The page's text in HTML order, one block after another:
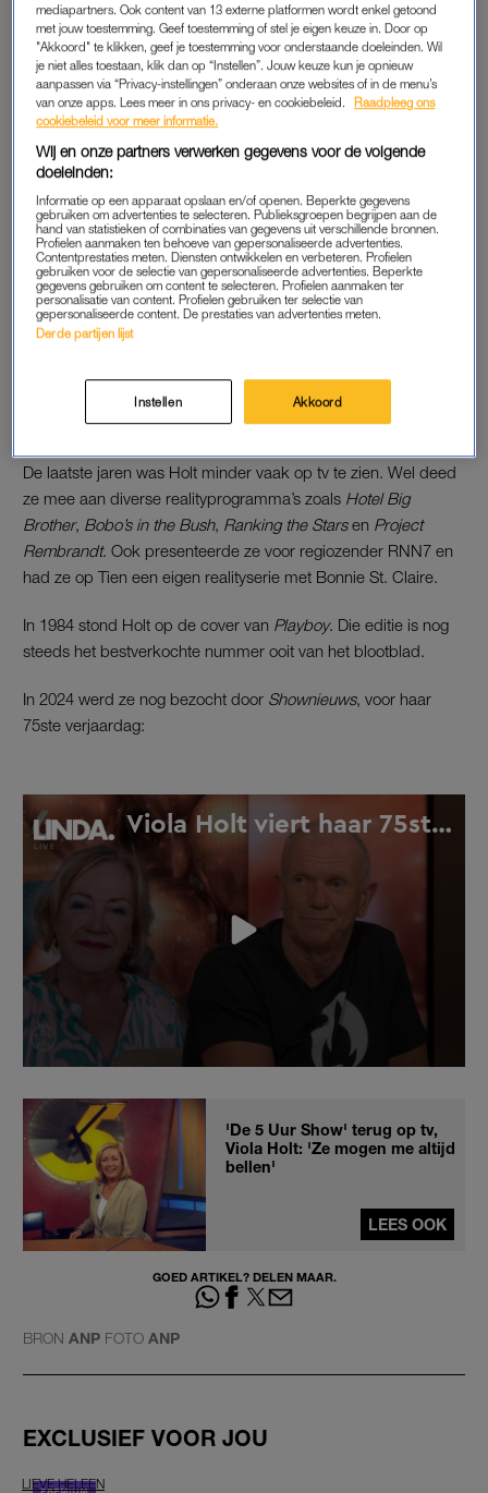
Eind jaren 80 leek Holts tv-carrière voorbij, maar met de
komst van RTL kreeg ze een nieuwe kans. Ze werd het gezicht
vanTV Romantica, een nachtelijke talkshow over liefde en
seks, en vormde samen met Dieuwertje Blok en Marc
Postelmans het eerste presentatieteam van de 5 Uur Show
Holt zou het middagprogramma tien jaar blijven presenteren.
In 1998 viel het doek, waarna Holt nog een seizoen van
Klasgenoten maakte.
Viola Holt deelde kort voor
overlijden nog
geluksmomenten: 'Wat een
fijne dag'
De laatste jaren was Holt minder vaak op tv te zien. Wel deed
ze mee aan diverse realityprogramma’s zoals Hotel Big
Brother, Bobo’s in the Bush, Ranking the Starsen Project
Rembrandt. Ook presenteerde ze voor regiozender RNN7 en
had ze op Tien een eigen realityserie met Bonnie St. Claire.
In 1984 stond Holt op de cover van Playboy. Die editie is nog
steeds het bestverkochte nummer ooit van het blootblad.
In 2024 werd ze nog bezocht door Shownieuws, voor haar
75ste verjaardag:
'De 5 Uur Show' terug op tv,
Viola Holt: 'Ze mogen me altijd
bellen'
LEES OOK
GOED ARTIKEL? DELEN MAAR.
BRON ANP FOTO ANP
EXCLUSIEF VOOR JOU
LIEVE HELEEN
mediapartners. Ook content van 13 externe platformen wordt enkel getoond
met jouw toestemming. Geef toestemming of stel je eigen keuze in. Door op
"Akkoord" te klikken, geef je toestemming voor onderstaande doeleinden. Wil
je niet alles toestaan, klik dan op “Instellen”. Jouw keuze kun je opnieuw
aanpassen via “Privacy-instellingen” onderaan onze websites of in de menu’s
van onze apps. Lees meer in ons privacy- en cookiebeleid.
Raadpleeg ons
cookiebeleid voor meer informatie.
Wij en onze partners verwerken gegevens voor de volgende
doeleinden:
Informatie op een apparaat opslaan en/of openen. Beperkte gegevens
gebruiken om advertenties te selecteren. Publieksgroepen begrijpen aan de
hand van statistieken of combinaties van gegevens uit verschillende bronnen.
Profielen aanmaken ten behoeve van gepersonaliseerde advertenties.
Contentprestaties meten. Diensten ontwikkelen en verbeteren. Profielen
gebruiken voor de selectie van gepersonaliseerde advertenties. Beperkte
gegevens gebruiken om content te selecteren. Profielen aanmaken ter
personalisatie van content. Profielen gebruiken ter selectie van
gepersonaliseerde content. De prestaties van advertenties meten.
Derde partijen lijst
Instellen Akkoord